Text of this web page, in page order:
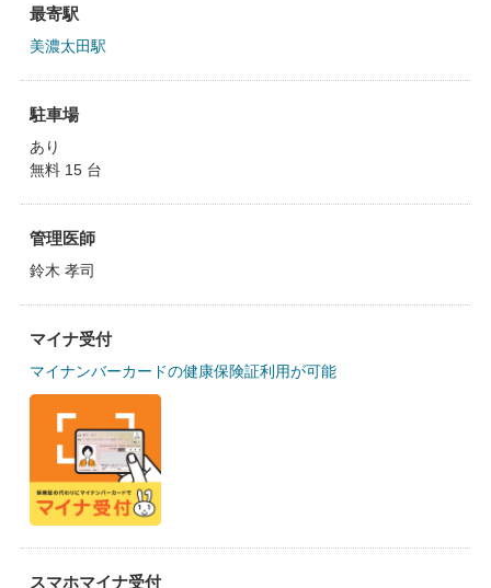
最寄駅
美濃太田駅
駐車場
あり
無料 15 台
管理医師
鈴木 孝司
マイナ受付
マイナンバーカードの健康保険証利用が可能
スマホマイナ受付